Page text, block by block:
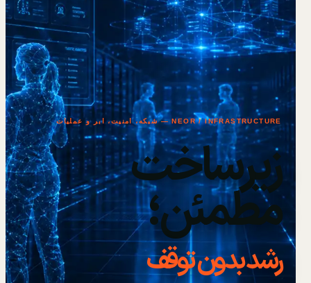
NEOR / INFRASTRUCTURE — شبکه، امنیت، ابر و عملیات
زیرساخت
مطمئن؛
رشد بدون توقف